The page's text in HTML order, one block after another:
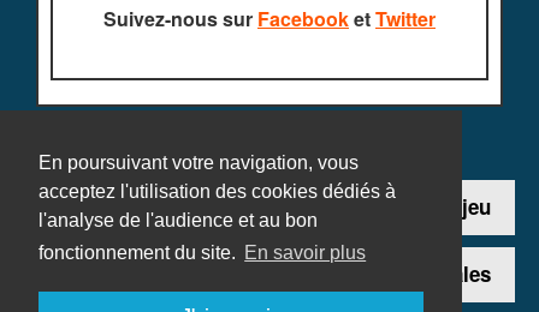
En poursuivant votre navigation, vous
acceptez l'utilisation des cookies dédiés à
l'analyse de l'audience et au bon
fonctionnement du site. En savoir plus
Suivez-nous sur FacebooketTwitter
Contact Ajouter un jeu
Mentions légales